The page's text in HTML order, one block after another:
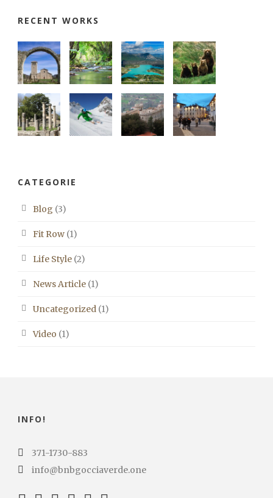
RECENT WORKS
CATEGORIE
Blog (3)
Fit Row (1)
Life Style (2)
News Article (1)
Uncategorized (1)
Video (1)
INFO!
371-1730-883
info@bnbgocciaverde.one